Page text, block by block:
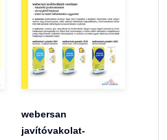
webersan
javítóvakolat-